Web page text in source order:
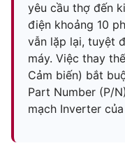
yêu cầu thợ đến
điện khoảng 10
vẫn lặp lại, tuyệt
máy. Việc thay
Cảm biến) bắt
Part Number (P/
mạch Inverter của